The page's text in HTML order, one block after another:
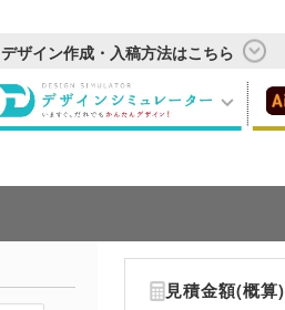
デザイン作成・入稿方法はこちら
見積金額(概算)